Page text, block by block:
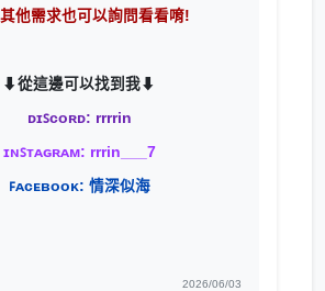
他需求也可以詢問看看唷!
⬇從這邊可以找到我⬇
ᴅɪꜱᴄᴏʀᴅ: rrrrin
ɪɴꜱᴛᴀɢʀᴀᴍ: rrrin___7
ꜰᴀᴄᴇʙᴏᴏᴋ: 情深似海
2026/06/03